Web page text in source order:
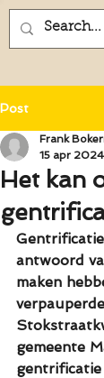
Frank
Post
Het kan
Frank
15 apr 2024
antwoord
maken
gemeente